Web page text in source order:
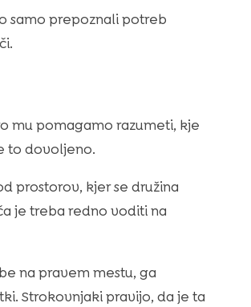
samo prepoznali potreb
mu pomagamo razumeti, kje
to dovoljeno.
prostorov, kjer se družina
je treba redno voditi na
na pravem mestu, ga
Strokovnjaki pravijo, da je ta